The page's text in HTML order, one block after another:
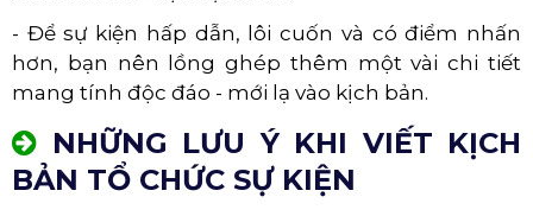
- Để sự kiện hấp dẫn, lôi cuốn và có điểm nhấn
hơn, bạn nên lồng ghép thêm một vài chi tiết
mang tính độc đáo - mới lạ vào kịch bản.
NHỮNG LƯU Ý KHI VIẾT KỊCH
BẢN TỔ CHỨC SỰ KIỆN